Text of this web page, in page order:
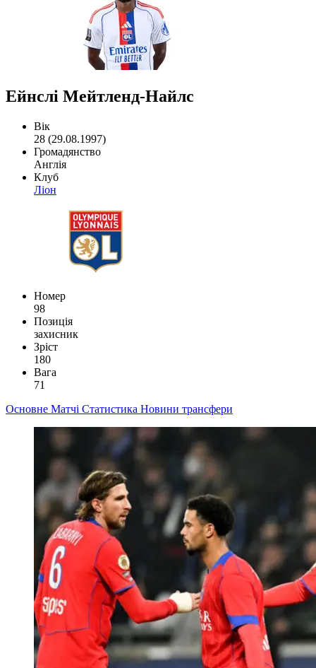
Ейнслі Мейтленд-Найлс
Вік
28 (29.08.1997)
Громадянство
Англія
Клуб
Ліон
Номер
98
Позиція
захисник
Зріст
180
Вага
71
Основне Матчі Статистика Новини трансфери